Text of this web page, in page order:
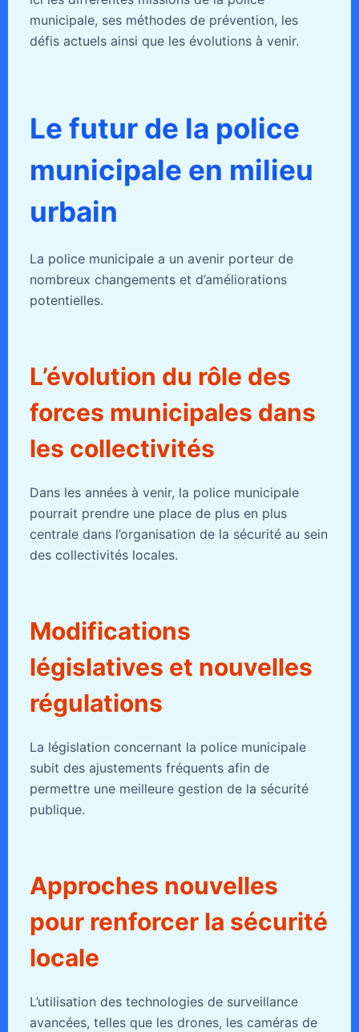
municipale, ses méthodes de prévention, les
défis actuels ainsi que les évolutions à venir.
Le futur de la police
municipale en milieu
urbain
La police municipale a un avenir porteur de
nombreux changements et d’améliorations
potentielles.
L’évolution du rôle des
forces municipales dans
les collectivités
Dans les années à venir, la police municipale
pourrait prendre une place de plus en plus
centrale dans l’organisation de la sécurité au sein
des collectivités locales.
Modifications
législatives et nouvelles
régulations
La législation concernant la police municipale
subit des ajustements fréquents afin de
permettre une meilleure gestion de la sécurité
publique.
Approches nouvelles
pour renforcer la sécurité
locale
L’utilisation des technologies de surveillance
avancées, telles que les drones, les caméras de